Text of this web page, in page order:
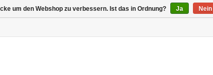
um den Webshop zu verbessern. Ist das in Ordnung? Ja Nein